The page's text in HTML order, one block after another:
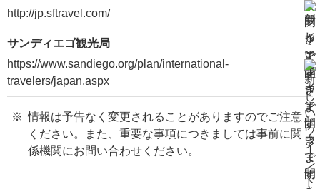
http://jp.sftravel.com/
サンディエゴ観光局
https://www.sandiego.org/plan/international-
travelers/japan.aspx
情報は予告なく変更されることがありますのでご注意
ください。また、重要な事項につきましては事前に関
係機関にお問い合わせください。